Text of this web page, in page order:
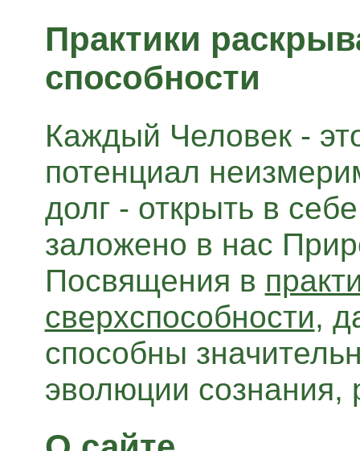
Практики
способности
Каждый Человек -
потенциал
долг - открыть в
заложено в нас
Посвящения в
сверхспособности,
способны
эволюции сознания,